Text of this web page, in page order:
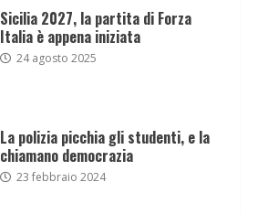
Sicilia 2027, la partita di Forza
Italia è appena iniziata
24 agosto 2025
La polizia picchia gli studenti, e la
chiamano democrazia
23 febbraio 2024